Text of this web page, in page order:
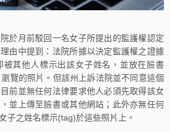
月前駁回一名女子所提出的監護權認定
由中提到：法院所據以決定監護權之證據
被其他人標示出該女子姓名，並放在臉書
覽的照片。但該州上訴法院並不同意這個
前並無任何法律要求他人必須先取得該女
並上傳至臉書或其他網站；此外亦無任何
子之姓名標示(tag)於這些照片上。